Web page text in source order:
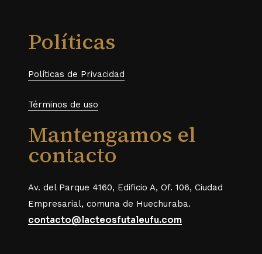
Políticas
Políticas de Privacidad
Términos de uso
Mantengamos el
contacto
Av. del Parque 4160, Edificio A, Of. 106, Ciudad
Empresarial, comuna de Huechuraba.
contacto@lacteosfutaleufu.com